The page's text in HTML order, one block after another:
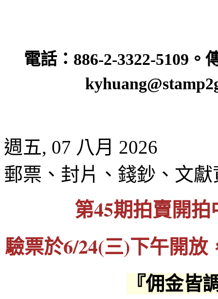
電話： 886-2-3322-5109 。
週五, 07 八月 2026
郵票、封片、錢鈔、文
第45期拍賣開
驗票於6/24(三)下午開
『佣金皆